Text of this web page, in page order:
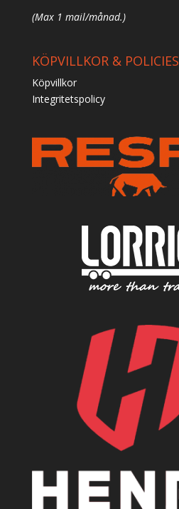
(Max 1 mail/månad.)
KÖPVILLKOR & POLICIES
Köpvillkor
Integritetspolicy